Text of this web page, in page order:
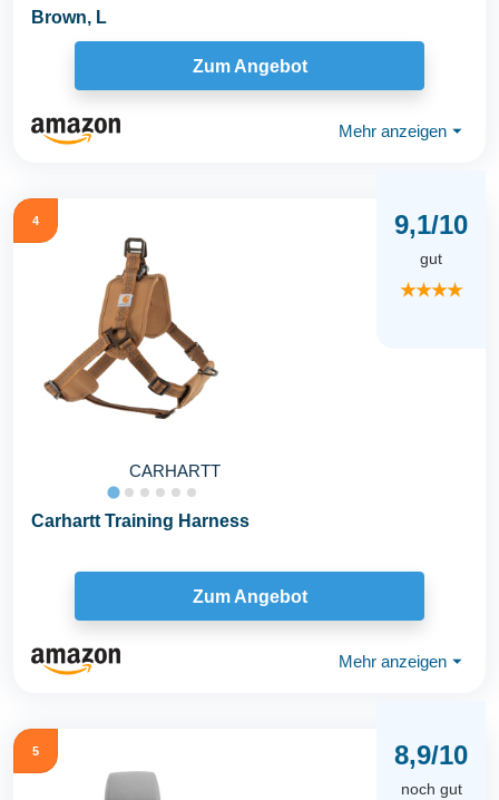
Brown, L
Zum Angebot
Mehr anzeigen ⏷
4
CARHARTT
9,1/10
gut
★★★★
Carhartt Training Harness
Zum Angebot
Mehr anzeigen ⏷
5 8,9/10
noch gut